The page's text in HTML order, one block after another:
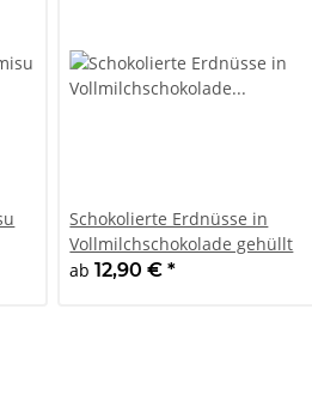
Schokolierte Erdnüsse in
Vollmilchschokolade gehüllt
ab12,90 €*